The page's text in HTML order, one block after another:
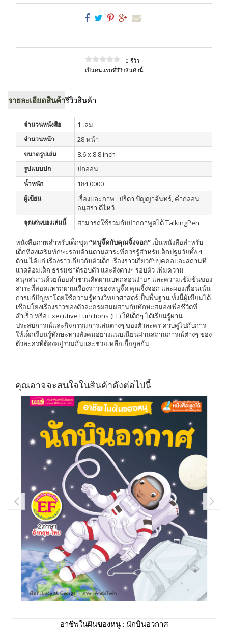
0 รีวิว
เป็นคนแรกที่รีวิวสินค้านี้
รายละเอียดสินค้ารีวิวสินค้า
จำนวนหนังสือ 1 เล่ม
จำนวนหน้า 28 หน้า
ขนาดรูปเล่ม 8.6 x 8.8 inch
รูปแบบปก ปกอ่อน
น้ำหนัก 184.0000
ผู้เขียน
เรื่องและภาพ : ปรีดา ปัญญาจันทร์, คำกลอน :
อนุสรา ดีไหว้
จุดเด่นของเล่มนี้ สามารถใช้ร่วมกับปากกาพูดได้ TalkingPen
หนังสือภาพสำหรับเด็กชุด“หนูจี๊ดกับคุณจิ้งจอก” เป็นหนังสือสำหรับ
เด็กที่ส่งเสริมทักษะรอบด้านตามสาระที่ควรรู้สำหรับเด็กปฐมวัยทั้ง 4
ด้าน ได้แก่ เรื่องราวเกี่ยวกับตัวเด็ก เรื่องราวเกี่ยวกับบุคคลและสถานที่
แวดล้อมเด็ก ธรรมชาติรอบตัว และสิ่งต่างๆ รอบตัว เพิ่มความ
สนุกสนานด้วยถ้อยคำชวนคิดผ่านบทกลอนง่ายๆ และความเข้มข้นของ
สาระที่สอดแทรกผ่านเรื่องราวของหนูจี๊ด คุณจิ้งจอก และผองเพื่อนเน้น
การแก้ปัญหาโดยใช้ความรู้ทางวิทยาศาสตร์เป็นพื้นฐาน ทั้งนี้ผู้เขียนได้
เชื่อมโยงเรื่องราวของตัวละครผสมผสานกับทักษะสมองเพื่อชีวิตที่
สำเร็จ หรือ Executive Functions (EF) ให้เด็กๆ ได้เรียนรู้ผ่าน
ประสบการณ์และกิจกรรมการเล่นต่างๆ ของตัวละคร ควบคู่ไปกับการ
ให้เด็กเรียนรู้ทักษะทางสังคมอย่างแนบเนียนผ่านสถานการณ์ต่างๆ ของ
ตัวละครที่ต้องอยู่ร่วมกันและช่วยเหลือเกื้อกูลกัน
คุณอาจจะสนใจในสินค้าดังต่อไปนี้
อาชีพในฝันของหนู : นักบินอวกาศ